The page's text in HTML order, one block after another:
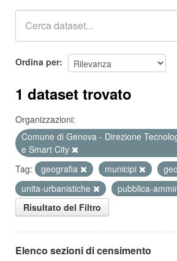
Ordina per
1 dataset trovato
Organizzazioni:
Comune di Genova - Direzione
e Smart City
Tag:
geografia municipi
unita-urbanistiche
pubblica-
Risultato del Filtro
Elenco sezioni di censimento